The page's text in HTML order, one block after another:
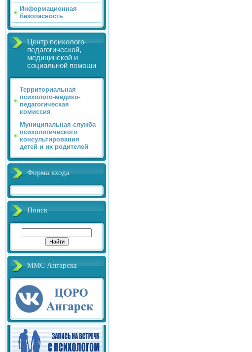
Информационная
безопасность
Центр психолого-
педагогической,
медицинской и
социальной помощи
Территориальная
психолого-медико-
педагогическая
комиссия
Муниципальная служба
психологического
консультирования
детей и их родителей
Форма входа
Поиск
ММС Ангарска